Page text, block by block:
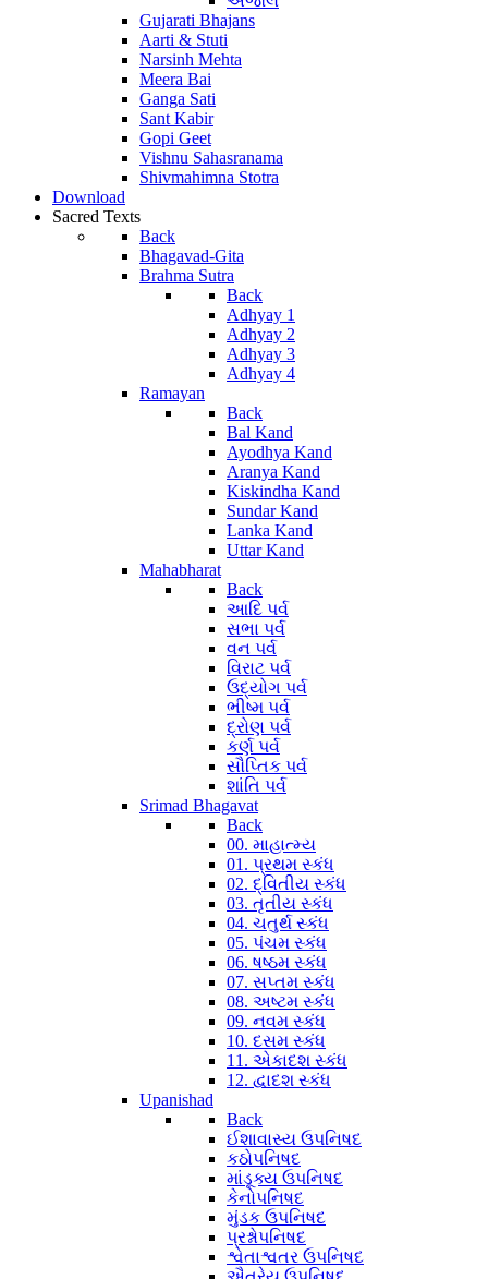
Gujarati Bhajans
Aarti & Stuti
Narsinh Mehta
Meera Bai
Ganga Sati
Sant Kabir
Gopi Geet
Vishnu Sahasranama
Shivmahimna Stotra
Download
Sacred Texts
Back
Bhagavad-Gita
Brahma Sutra
Back
Adhyay 1
Adhyay 2
Adhyay 3
Adhyay 4
Ramayan
Back
Bal Kand
Ayodhya Kand
Aranya Kand
Kiskindha Kand
Sundar Kand
Lanka Kand
Uttar Kand
Mahabharat
Back
આદિ પર્વ
સભા પર્વ
વન પર્વ
વિરાટ પર્વ
ઉદ્યોગ પર્વ
ભીષ્મ પર્વ
દ્રોણ પર્વ
કર્ણ પર્વ
સૌપ્તિક પર્વ
શાંતિ પર્વ
Srimad Bhagavat
Back
00. માહાત્મ્ય
01. પ્રથમ સ્કંધ
02. દ્વિતીય સ્કંધ
03. તૃતીય સ્કંધ
04. ચતુર્થ સ્કંધ
05. પંચમ સ્કંધ
06. ષષ્ઠમ સ્કંધ
07. સપ્તમ સ્કંધ
08. અષ્ટમ સ્કંધ
09. નવમ સ્કંધ
10. દસમ સ્કંધ
11. એકાદશ સ્કંધ
12. દ્વાદશ સ્કંધ
Upanishad
Back
ઈશાવાસ્ય ઉપનિષદ
કઠોપનિષદ
માંડૂક્ય ઉપનિષદ
કેનોપનિષદ
મુંડક ઉપનિષદ
પ્રશ્નોપનિષદ
શ્વેતાશ્વતર ઉપનિષદ